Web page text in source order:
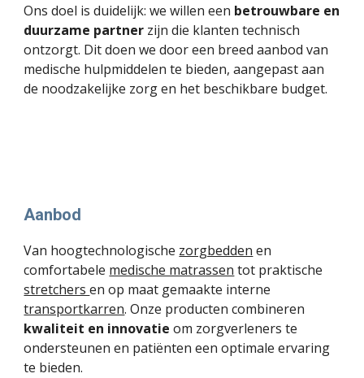
Ons doel is duidelijk: we willen een betrouwbare en
duurzame partner zijn die klanten technisch
ontzorgt. Dit doen we door een breed aanbod van
medische hulpmiddelen te bieden, aangepast aan
de noodzakelijke zorg en het beschikbare budget.
Aanbod
Van hoogtechnologische zorgbedden en
comfortabele medische matrassen tot praktische
stretchersen op maat gemaakte interne
transportkarren. Onze producten combineren
kwaliteit en innovatie om zorgverleners te
ondersteunen en patiënten een optimale ervaring
te bieden.